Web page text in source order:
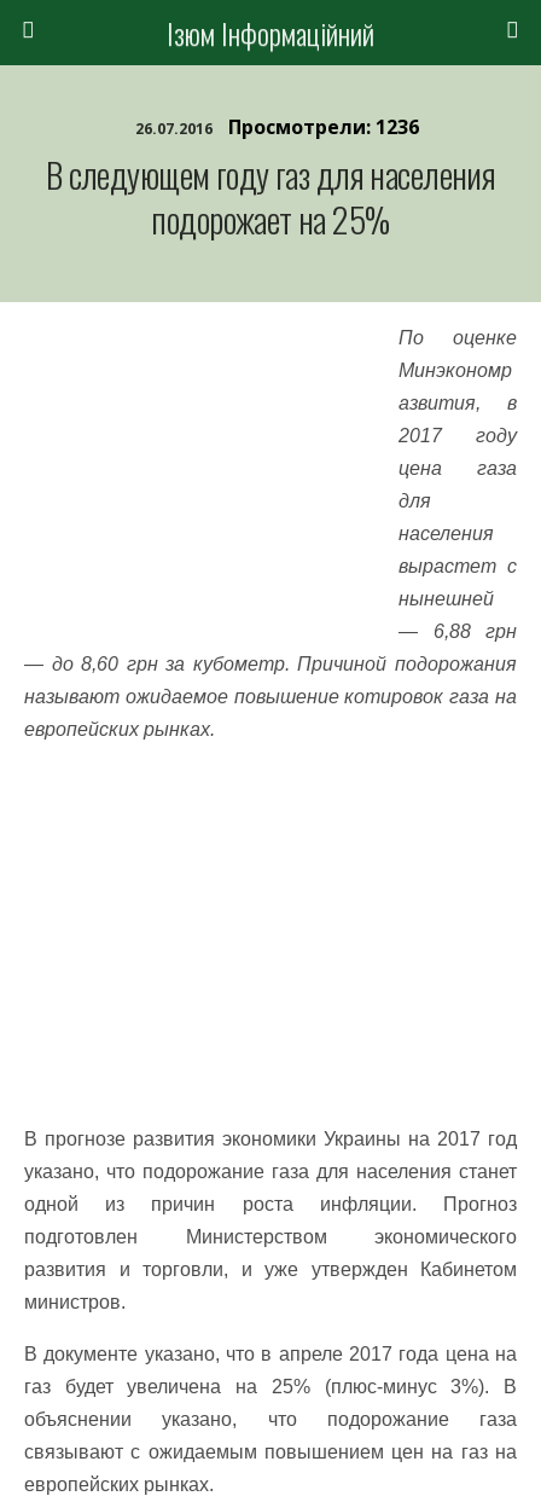
Ізюм Інформаційний
26.07.2016 Просмотрели: 1236
В следующем году газ для населения
подорожает на 25%
По оценке
Минэкономр
азвития, в
2017 году
цена газа
для
населения
вырастет с
нынешней
— 6,88 грн
— до 8,60 грн за кубометр. Причиной подорожания
называют ожидаемое повышение котировок газа на
европейских рынках.
В прогнозе развития экономики Украины на 2017 год
указано, что подорожание газа для населения станет
одной из причин роста инфляции. Прогноз
подготовлен Министерством экономического
развития и торговли, и уже утвержден Кабинетом
министров.
В документе указано, что в апреле 2017 года цена на
газ будет увеличена на 25% (плюс-минус 3%). В
объяснении указано, что подорожание газа
связывают с ожидаемым повышением цен на газ на
европейских рынках.